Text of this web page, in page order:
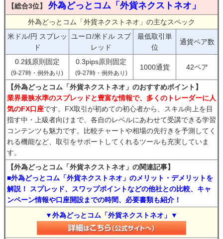
【総合3位】 外為どっとコム「外貨ネクストネオ」
外為どっとコム「外貨ネクストネオ」の主なスペック
米ドル/円 スプレッ
ド
ユーロ/米ドル スプ
レッド
最低取引単
位
通貨ペア数
0.2銭原則固定
(9-27時・例外あり)
0.3pips原則固定
(9-27時・例外あり)
1000通貨 42ペア
【外為どっとコム「外貨ネクストネオ」のおすすめポイント】
業界最狭水準のスプレッドと豊富な情報で、多くのトレーダーに人
気のFX口座です。FX取引が初めての初心者から、スキル向上を目
指す中・上級者向けまで、各自のレベルにあわせて受講できる学習
コンテンツも魅力です。比較チャートや相場の先行きを予測してく
れる機能など、取引をサポートしてくれるツールも充実していま
す。
【外為どっとコム「外貨ネクストネオ」の関連記事】
■外為どっとコム「外貨ネクストネオ」のメリット・デメリットを
解説！ スプレッド、スワップポイントなどの他社との比較、キャ
ンペーン情報や口座開設までの時間、必要書類も紹介！
▼外為どっとコム「外貨ネクストネオ」▼